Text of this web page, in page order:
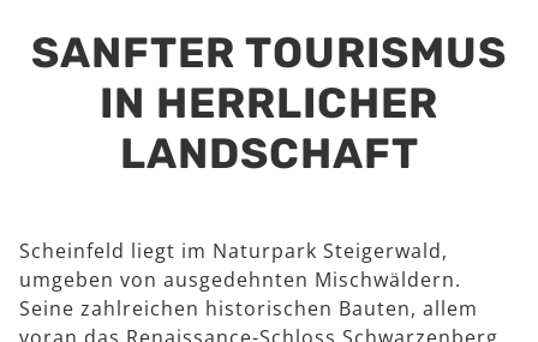
SANFTER TOURISMUS
IN HERRLICHER
LANDSCHAFT
Scheinfeld liegt im Naturpark Steigerwald,
umgeben von ausgedehnten Mischwäldern.
Seine zahlreichen historischen Bauten, allem